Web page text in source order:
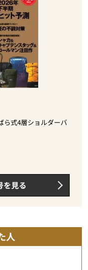
式4層ショルダーバ
を見る
人